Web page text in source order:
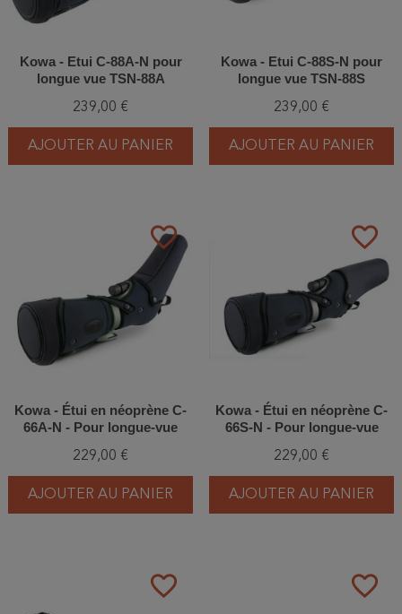
Kowa - Etui C-88A-N pour
longue vue TSN-88A
239,00 €
AJOUTER AU PANIER
Kowa - Etui C-88S-N pour
longue vue TSN-88S
239,00 €
AJOUTER AU PANIER
favorite_border
Kowa - Étui en néoprène C-
66A-N - Pour longue-vue
229,00 €
AJOUTER AU PANIER
favorite_border
Kowa - Étui en néoprène C-
66S-N - Pour longue-vue
229,00 €
AJOUTER AU PANIER
favorite_border favorite_border